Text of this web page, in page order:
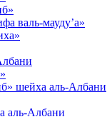
валь-мауду’а»
шейха аль-Албани
аль-Албани